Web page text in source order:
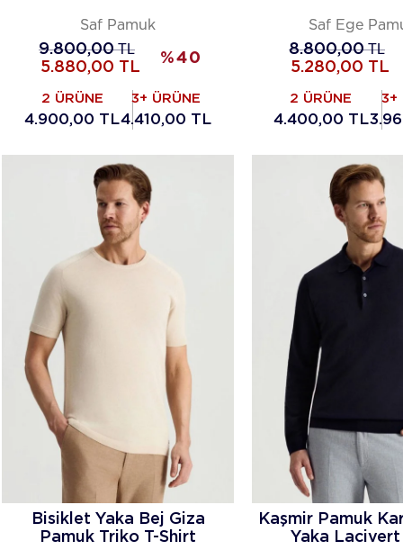
Saf Pamuk
9.800,00TL
5.880,00 TL
%40
2 ÜRÜNE
4.900,00 TL
3+ ÜRÜNE
4.410,00 TL
Saf Ege
8.800,00TL
5.280,00 TL
2 ÜRÜNE
4.400,00 TL
3+
Bisiklet Yaka Bej Giza
Pamuk Triko T-Shirt
Kaşmir Pamuk
Yaka